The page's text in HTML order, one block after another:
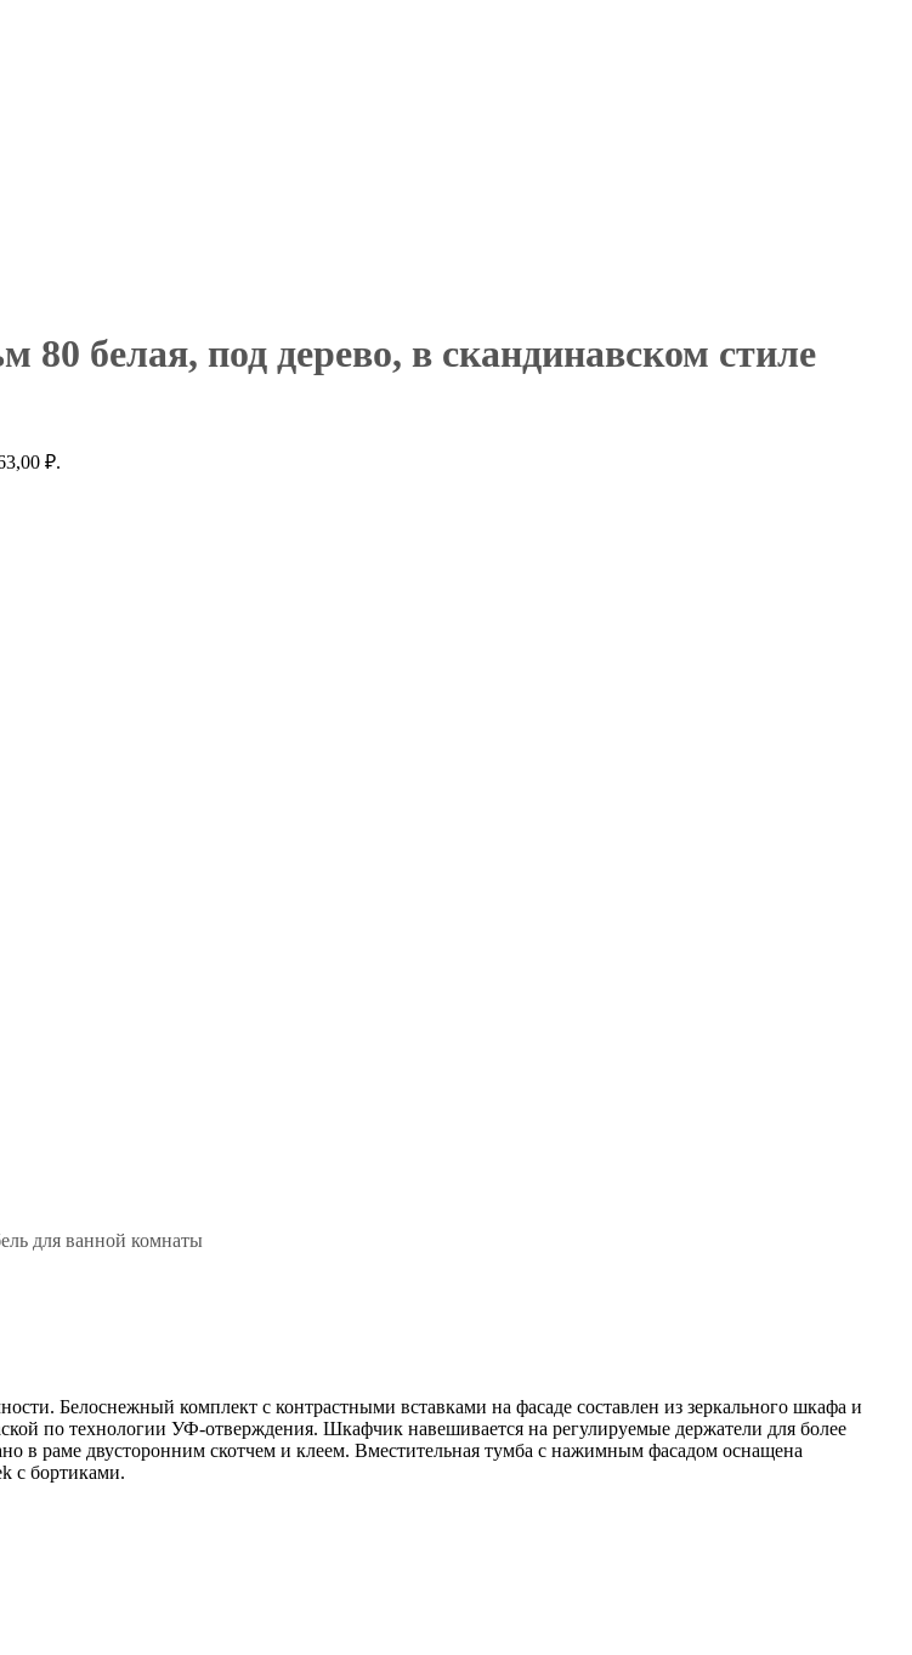
белая, под дерево, в скандинавском стиле
₽.
для ванной комнаты
Белоснежный комплект с контрастными вставками на фасаде составлен из зеркального шкафа и
по технологии УФ-отверждения. Шкафчик навешивается на регулируемые держатели для более
в раме двусторонним скотчем и клеем. Вместительная тумба с нажимным фасадом оснащена
с бортиками.